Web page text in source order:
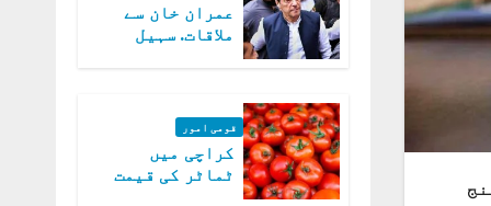
عمران خان سے
ملاقات. سہیل
قومی امور
کراچی میں
ٹماٹر کی قیمت